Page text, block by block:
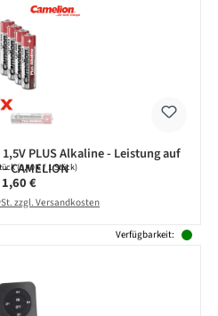
PLUS Alkaline - Leistung auf
CAMELION
(0,40 € / 1 Stück)
Regulärer Preis:
1,60 €
zzgl. Versandkosten
Verfügbarkeit: